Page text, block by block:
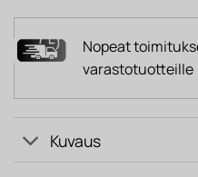
Nopeat
varastotuotteille
Kuvaus